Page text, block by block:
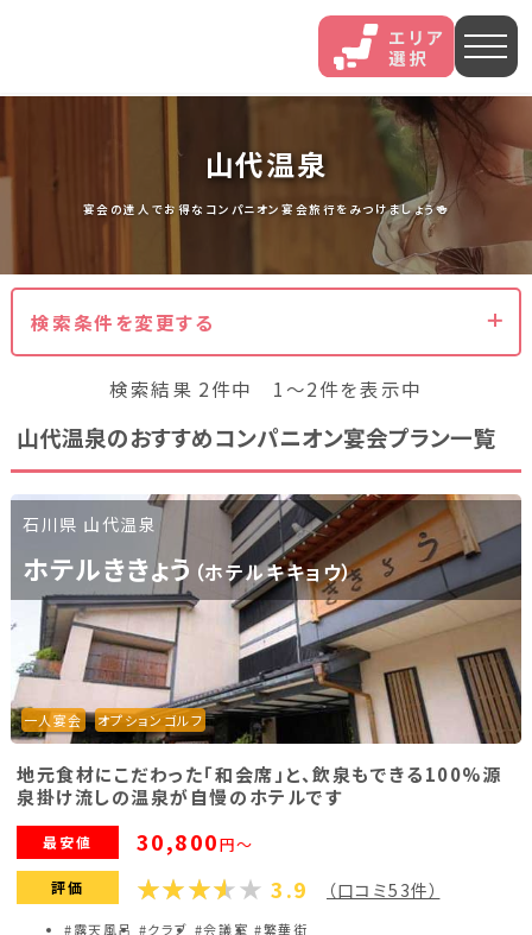
石和 伊香保 熱海
鬼怒川
いわき湯本 越後湯沢
山中 あわら 菊池
北海道・東北
北海道(13) 岩手県(3) 山形県(3)
宮城県(8)
福島県(26)
関東
栃木県(18) 群馬県(25)
茨城県(4)
埼玉県(1)
東京都(9)
千葉県(14)
神奈川県(14)
東海
静岡県(44) 愛知県(15)
岐阜県(5)
山代温泉
宴会の達人でお得なコンパニオン宴会旅行をみつけましょう🍻
検索条件を変更する
検索結果 2件中 1～2件を表示中
山代温泉のおすすめコンパニオン宴会プラン一覧
石川県 山代温泉
ホテルききょう （ホテルキキョウ）
一人宴会 オプションゴルフ
地元食材にこだわった「和会席」と、飲泉もできる100%源
泉掛け流しの温泉が自慢のホテルです
最安値 30,800円～
評価 3.9 （口コミ53件）
#露天風呂 #クラブ #会議室 #繁華街